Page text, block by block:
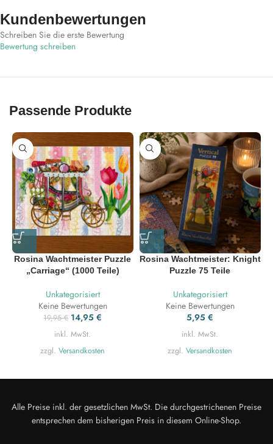
Kundenbewertungen
Schreiben Sie die erste Bewertung
Bewertung schreiben
Passende Produkte
-25%
Rosina Wachtmeister Puzzle
„Carriage“ (1000 Teile)
Unkategorisiert
Keine Bewertungen
19,95€ 14,95€
inkl. MwSt.
zzgl.Versandkosten
Rosina Wachtmeister: Knight
Puzzle 75 Teile
Unkategorisiert
Keine Bewertungen
5,95€
inkl. MwSt.
zzgl.Versandkosten
Alle Preise inkl. der gesetzlichen MwSt. Die durchgestrichenen Preise
entsprechen dem bisherigen Preis in diesem Online-Shop.